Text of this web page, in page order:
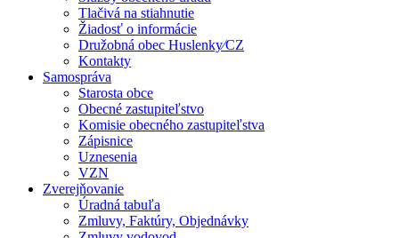
Tlačivá na stiahnutie
Žiadosť o informácie
Družobná obec Huslenky⁄CZ
Kontakty
Samospráva
Starosta obce
Obecné zastupiteľstvo
Komisie obecného zastupiteľstva
Zápisnice
Uznesenia
VZN
Zverejňovanie
Úradná tabuľa
Zmluvy, Faktúry, Objednávky